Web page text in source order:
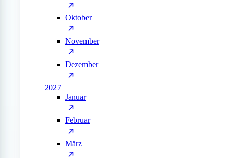
Oktober
November
Dezember
2027
Januar
Februar
März